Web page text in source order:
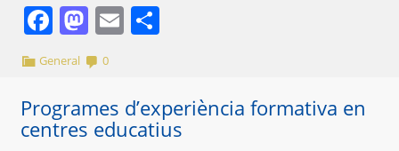
Facebook
Mastodon
Email
General 0
Programes d’experiència formativa en
centres educatius